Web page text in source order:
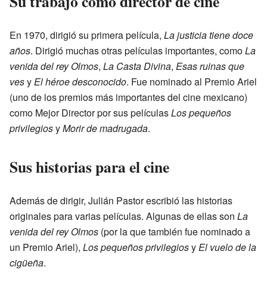
En 1970, dirigió su primera película, La justicia tiene doce
años. Dirigió muchas otras películas importantes, comoLa
venida del rey Olmos, La Casta Divina, Esas ruinas que
vesyEl héroe desconocido. Fue nominado al Premio Ariel
(uno de los premios más importantes del cine mexicano)
como Mejor Director por sus películasLos pequeños
privilegiosyMorir de madrugada.
Sus historias para el cine
Además de dirigir, Julián Pastor escribió las historias
originales para varias películas. Algunas de ellas son La
venida del rey Olmos (por la que también fue nominado a
un Premio Ariel), Los pequeños privilegiosyEl vuelo de la
cigüeña.